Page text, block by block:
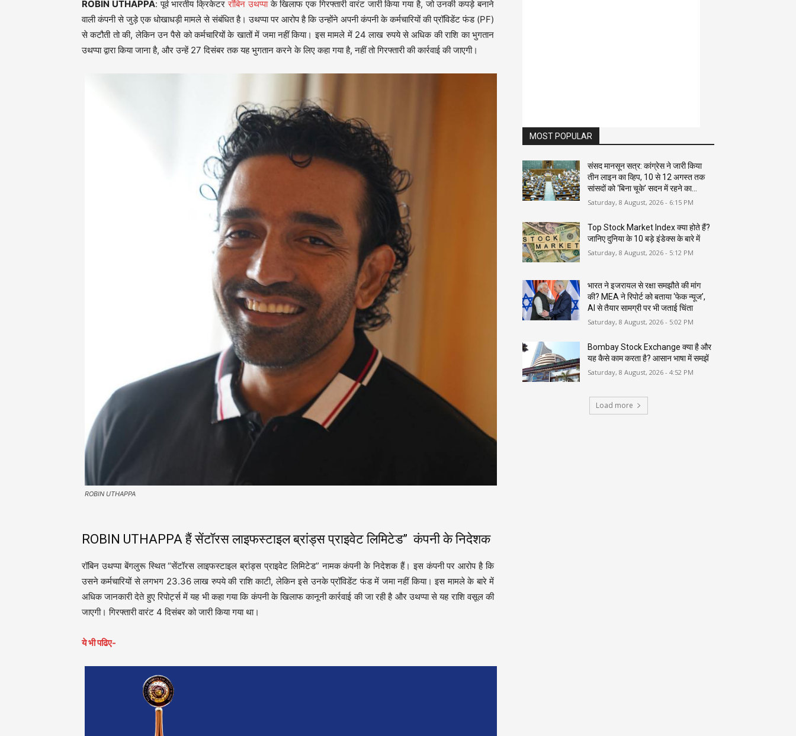
ROBIN UTHAPPA: पूर्व भारतीय क्रिकेटररॉबिन उथप्पाके खिलाफ एक गिरफ्तारी वारंट जारी किया गया है, जो उनकी कपड़े बनाने
वाली कंपनी से जुड़े एक धोखाधड़ी मामले से संबंधित है। उथप्पा पर आरोप है कि उन्होंने अपनी कंपनी के कर्मचारियों की प्रॉविडेंट फंड (PF)
से कटौती तो की, लेकिन उन पैसे को कर्मचारियों के खातों में जमा नहीं किया। इस मामले में 24 लाख रुपये से अधिक की राशि का भुगतान
उथप्पा द्वारा किया जाना है, और उन्हें 27 दिसंबर तक यह भुगतान करने के लिए कहा गया है, नहीं तो गिरफ्तारी की कार्रवाई की जाएगी।
ROBIN UTHAPPA
ROBIN UTHAPPA हैं सेंटॉरस लाइफस्टाइल ब्रांड्स प्राइवेट लिमिटेड” कंपनी के निदेशक
रॉबिन उथप्पा बेंगलुरू स्थित “सेंटॉरस लाइफस्टाइल ब्रांड्स प्राइवेट लिमिटेड” नामक कंपनी के निदेशक हैं। इस कंपनी पर आरोप है कि
उसने कर्मचारियों से लगभग 23.36 लाख रुपये की राशि काटी, लेकिन इसे उनके प्रॉविडेंट फंड में जमा नहीं किया। इस मामले के बारे में
अधिक जानकारी देते हुए रिपोर्ट्स में यह भी कहा गया कि कंपनी के खिलाफ कानूनी कार्रवाई की जा रही है और उथप्पा से यह राशि वसूल की
जाएगी। गिरफ्तारी वारंट 4 दिसंबर को जारी किया गया था।
ये भी पढिए-
MOST POPULAR
संसद मानसून सत्र: कांग्रेस ने जारी किया
तीन लाइन का व्हिप, 10 से 12 अगस्त तक
सांसदों को ‘बिना चूके’ सदन में रहने का...
Saturday, 8 August, 2026 - 6:15 PM
Top Stock Market Index क्या होते हैं?
जानिए दुनिया के 10 बड़े इंडेक्स के बारे में
Saturday, 8 August, 2026 - 5:12 PM
भारत ने इजरायल से रक्षा समझौते की मांग
की? MEA ने रिपोर्ट को बताया ‘फेक न्यूज’,
AI से तैयार सामग्री पर भी जताई चिंता
Saturday, 8 August, 2026 - 5:02 PM
Bombay Stock Exchange क्या है और
यह कैसे काम करता है? आसान भाषा में समझें
Saturday, 8 August, 2026 - 4:52 PM
Load more